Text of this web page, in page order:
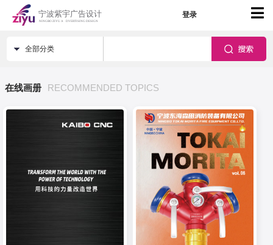
登录
全部分类
在线画册 RECOMMENDED TOPICS